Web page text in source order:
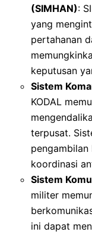
(SIMHAN):
yang
pertahanan
keputusan
Sistem
KODAL
terpusat.
koordinasi
Sistem
militer
ini dapat